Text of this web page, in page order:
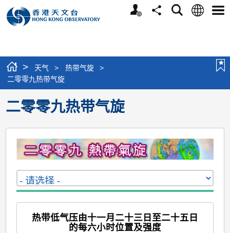
个
分
搜
语
选
> 天气 > 热带气旋
>
二零零九热带气旋
二零零九热带气旋
热带低气压由十一月二十三日至二十五日
的每六小时位置及强度